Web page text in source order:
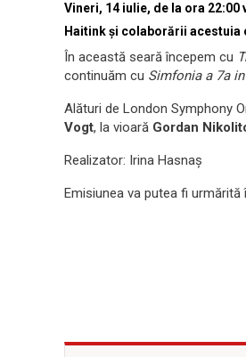
Vineri, 14 iulie, de la ora
Haitink și colaborării acestuia
În această seară începem cu
continuăm cu Simfonia a 7a
Alături de London Symphony
Vogt, la vioară Gordan
Realizator: Irina Hasnaș
Emisiunea va putea fi urmărită